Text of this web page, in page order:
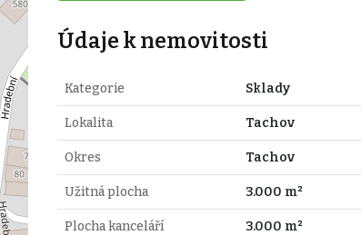
Údaje k nemovitosti
Kategorie Sklady
Lokalita Tachov
Okres Tachov
Užitná plocha 3.000 m²
Plocha kanceláří 3.000 m²